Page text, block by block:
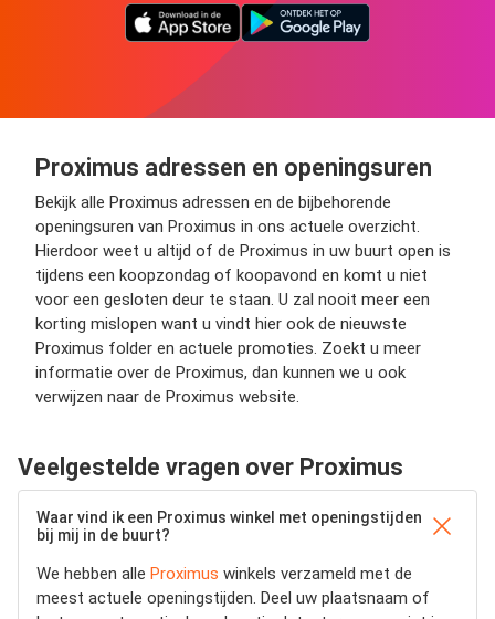
Proximus adressen en openingsuren
Bekijk alle Proximus adressen en de bijbehorende
openingsuren van Proximus in ons actuele overzicht.
Hierdoor weet u altijd of de Proximus in uw buurt open is
tijdens een koopzondag of koopavond en komt u niet
voor een gesloten deur te staan. U zal nooit meer een
korting mislopen want u vindt hier ook de nieuwste
Proximus folder en actuele promoties. Zoekt u meer
informatie over de Proximus, dan kunnen we u ook
verwijzen naar de Proximus website.
Veelgestelde vragen over Proximus
Waar vind ik een Proximus winkel met openingstijden
bij mij in de buurt?
We hebben alle Proximus winkels verzameld met de
meest actuele openingstijden. Deel uw plaatsnaam of